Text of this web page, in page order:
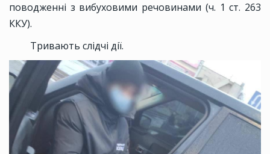
поводженні з вибуховими речовинами (ч. 1 ст. 263
ККУ).
Тривають слідчі дії.